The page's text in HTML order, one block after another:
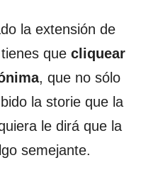
la extensión de
que cliquear
, que no sólo
la storie que la
le dirá que la
semejante.